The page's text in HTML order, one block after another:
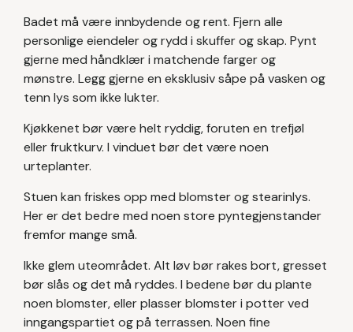
Badet må være innbydende og rent. Fjern alle
personlige eiendeler og rydd i skuffer og skap. Pynt
gjerne med håndklær i matchende farger og
mønstre. Legg gjerne en eksklusiv såpe på vasken og
tenn lys som ikke lukter.
Kjøkkenet bør være helt ryddig, foruten en trefjøl
eller fruktkurv. I vinduet bør det være noen
urteplanter.
Stuen kan friskes opp med blomster og stearinlys.
Her er det bedre med noen store pyntegjenstander
fremfor mange små.
Ikke glem uteområdet. Alt løv bør rakes bort, gresset
bør slås og det må ryddes. I bedene bør du plante
noen blomster, eller plasser blomster i potter ved
inngangspartiet og på terrassen. Noen fine